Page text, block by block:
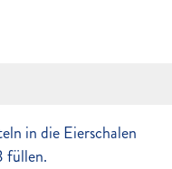
in die Eierschalen
füllen.